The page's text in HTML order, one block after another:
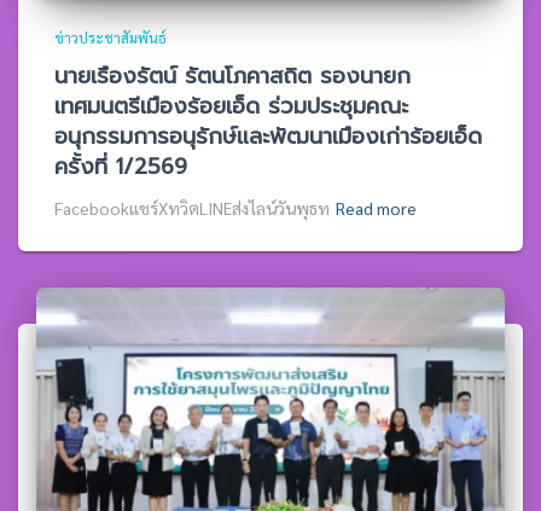
ข่าวประชาสัมพันธ์
นายเรืองรัตน์ รัตนโภคาสถิต รองนายก
เทศมนตรีเมืองร้อยเอ็ด ร่วมประชุมคณะ
อนุกรรมการอนุรักษ์และพัฒนาเมืองเก่าร้อยเอ็ด
ครั้งที่ 1/2569
Facebookแชร์XทวิตLINEส่งไลน์วันพุธท Read more